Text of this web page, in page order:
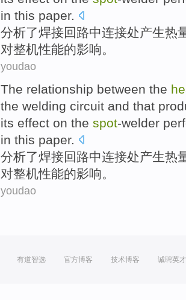
in this paper.
分析了焊接回路中连接处产生热
对整机性能的影响。
youdao
The relationship between the
the welding circuit and that
its effect on the spot-welder
in this paper.
分析了焊接回路中连接处产生热
对整机性能的影响。
youdao
有道智选 官方博客 技术博客 诚聘英才